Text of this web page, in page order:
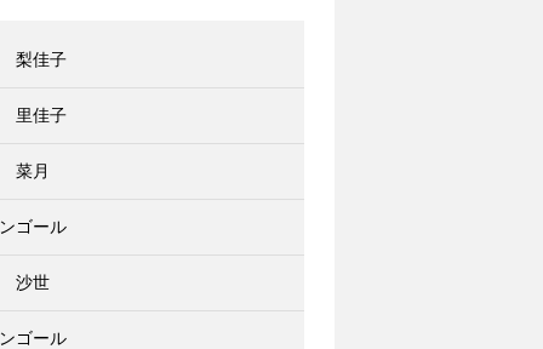
梨佳子
里佳子
菜月
ゴール
沙世
ゴール